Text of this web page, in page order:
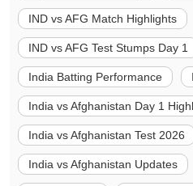
IND vs AFG Match Highlights
IND vs AFG Test Stumps Day 1
India Batting Performance
India vs Afghanistan Day 1
India vs Afghanistan Test 2026
India vs Afghanistan Updates